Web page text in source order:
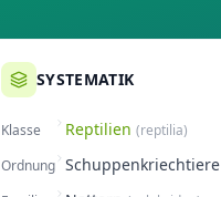
SYSTEMATIK
Klasse Reptilien (reptilia)
Ordnung Schuppenkriechtiere